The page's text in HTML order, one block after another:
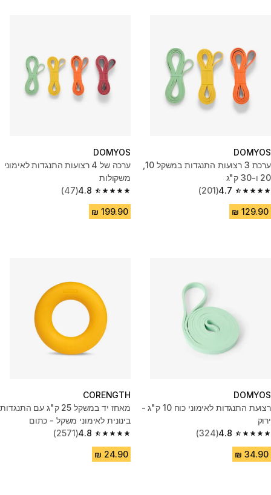
DOMYOS
ערכת 3 רצועות התנגדות במשקל 10,
20 ו-30 ק"ג
4.7
4.7 out of 5 stars from 201 reviews
(201)
DOMYOS
ערכה של 4 רצועות התנגדות לאימוני
משקולות
4.8
4.8 out of 5 stars from 47 reviews
(47)
DOMYOS
רצועת התנגדות לאימוני כוח 10 ק"ג -
ירוק
4.8
4.8 out of 5 stars from 324 reviews
(324)
CORENGTH
מאחז יד במשקל 25 ק"ג עם התנגדות
בינונית לאימוני משקל - כתום
4.8
4.8 out of 5 stars from 2571 reviews
(2571)